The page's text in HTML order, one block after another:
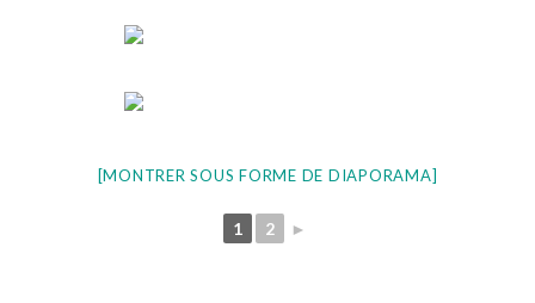
[MONTRER SOUS FORME DE DIAPORAMA]
1 2 ►